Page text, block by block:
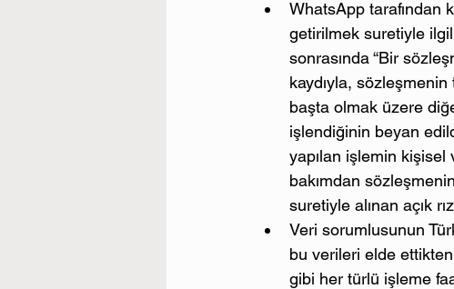
WhatsApp tarafından
getirilmek suretiyle
sonrasında “Bir
kaydıyla,
başta olmak üzere
işlendiğinin beyan
yapılan işlemin kişisel
bakımdan
suretiyle alınan açık
Veri sorumlusunun
bu verileri elde
gibi her türlü işleme